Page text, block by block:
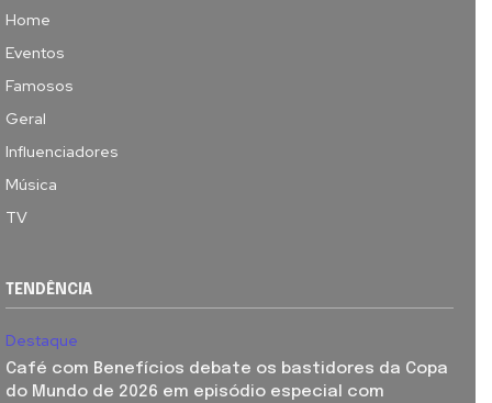
Home
Eventos
Famosos
Geral
Influenciadores
Música
TV
TENDÊNCIA
Destaque
Café com Benefícios debate os bastidores da Copa
do Mundo de 2026 em episódio especial com